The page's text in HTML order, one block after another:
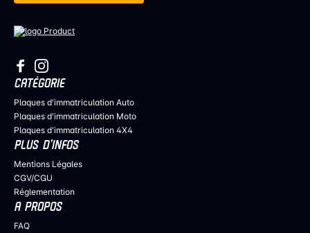
CATÉGORIE
Plaques d'immatriculation Auto
Plaques d'immatriculation Moto
Plaques d'immatriculation 4X4
PLUS D’INFOS
Mentions Légales
CGV/CGU
Réglementation
A PROPOS
FAQ